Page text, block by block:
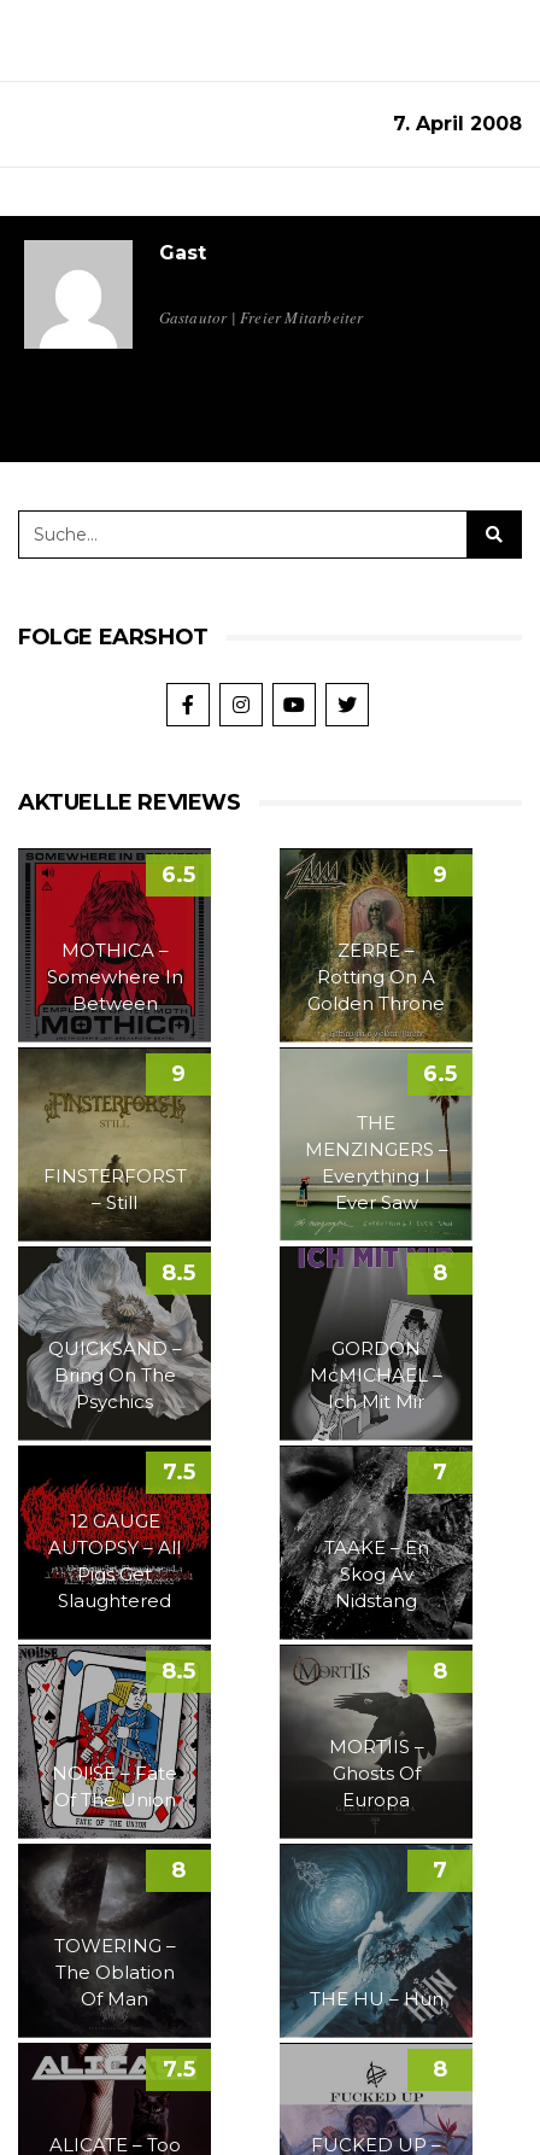
7. April 2008
Gast
Gastautor | Freier Mitarbeiter
FOLGE EARSHOT
AKTUELLE REVIEWS
MOTHICA –
Somewhere In
Between
6.5
ZERRE –
Rotting On A
Golden Throne
9
FINSTERFORST
– Still
9
THE
MENZINGERS –
Everything I
Ever Saw
6.5
QUICKSAND –
Bring On The
Psychics
8.5
GORDON
McMICHAEL –
Ich Mit Mir
8
12 GAUGE
AUTOPSY – All
Pigs Get
Slaughtered
7.5
TAAKE – En
Skog Av
Nidstang
7
NOI!SE – Fate
Of The Union
8.5
MORTIIS –
Ghosts Of
Europa
8
TOWERING –
The Oblation
Of Man
8
THE HU – Hun
7
ALICATE – Too
7.5
FUCKED UP –
8